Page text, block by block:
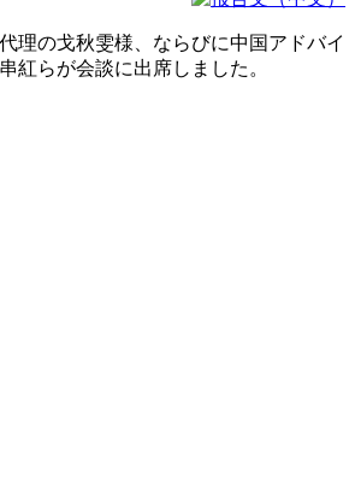
理の戈秋雯様、ならびに中国アドバイ
紅らが会談に出席しました。